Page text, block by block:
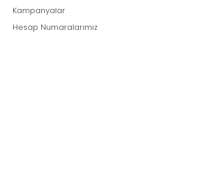
Kampanyalar
Hesap Numaralarımız